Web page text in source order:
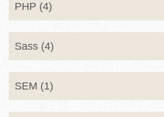
PHP (4)
Sass (4)
SEM (1)